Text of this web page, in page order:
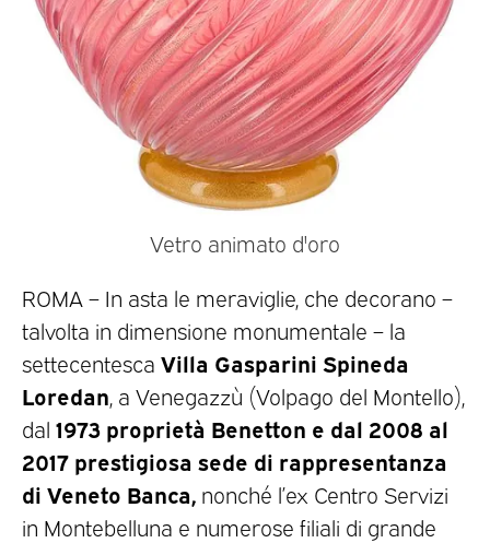
Vetro animato d'oro
ROMA – In asta le meraviglie, che decorano –
talvolta in dimensione monumentale – la
settecentesca Villa Gasparini Spineda
Loredan , a Venegazzù (Volpago del Montello),
dal 1973 proprietà Benetton e dal 2008 al
2017 prestigiosa sede di rappresentanza
di Veneto Banca, nonché l’ex Centro Servizi
in Montebelluna e numerose filiali di grande